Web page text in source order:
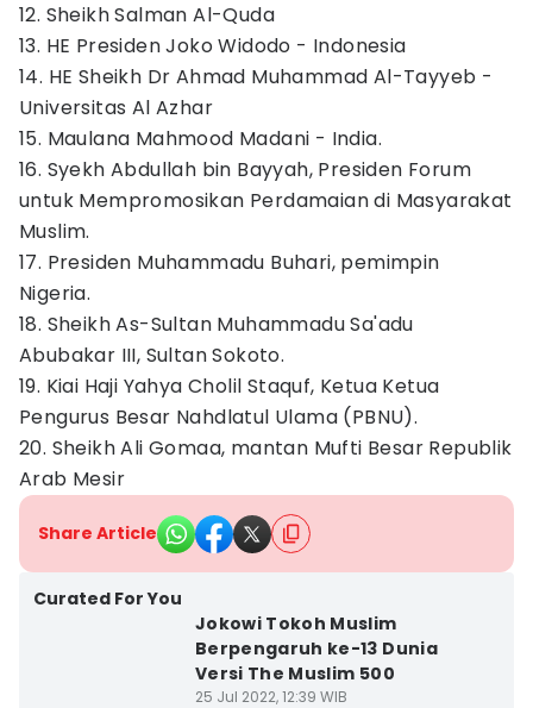
12. Sheikh Salman Al-Quda
13. HE Presiden Joko Widodo - Indonesia
14. HE Sheikh Dr Ahmad Muhammad Al-Tayyeb -
Universitas Al Azhar
15. Maulana Mahmood Madani - India.
16. Syekh Abdullah bin Bayyah, Presiden Forum
untuk Mempromosikan Perdamaian di Masyarakat
Muslim.
17. Presiden Muhammadu Buhari, pemimpin
Nigeria.
18. Sheikh As-Sultan Muhammadu Sa'adu
Abubakar III, Sultan Sokoto.
19. Kiai Haji Yahya Cholil Staquf, Ketua Ketua
Pengurus Besar Nahdlatul Ulama (PBNU).
20. Sheikh Ali Gomaa, mantan Mufti Besar Republik
Arab Mesir
Share Article
Curated For You
Jokowi Tokoh Muslim
Berpengaruh ke-13 Dunia
Versi The Muslim 500
25 Jul 2022, 12:39 WIB